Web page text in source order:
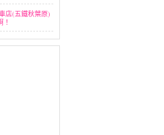
店(五鐵秋葉原)